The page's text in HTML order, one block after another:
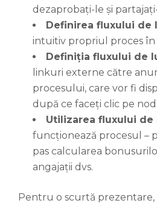
dezaprobați-le și
Definirea fluxului de
intuitiv propriul proces în
Definiția fluxului de
linkuri externe către
procesului, care vor fi
după ce faceți clic pe nod
Utilizarea fluxului de
funcționează procesul –
pas calcularea
angajații dvs.
Pentru o scurtă prezentare,